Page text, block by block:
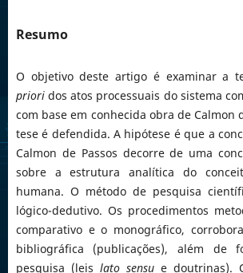
Resumo
O objetivo deste artigo é examinar a
prioridos atos processuais do sistema
com base em conhecida obra de Calmon
tese é defendida. A hipótese é que a
Calmon de Passos decorre de uma
sobre a estrutura analítica do
humana. O método de pesquisa
lógico-dedutivo. Os procedimentos
comparativo e o monográfico,
bibliográfica (publicações), além de
pesquisa (leis lato sensu e doutrinas).